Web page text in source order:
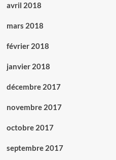
avril 2018
mars 2018
février 2018
janvier 2018
décembre 2017
novembre 2017
octobre 2017
septembre 2017